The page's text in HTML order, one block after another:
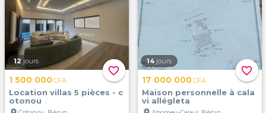
favorite_border
12 jours
1 500 000CFA
Location villas 5 pièces - c
otonou
favorite_border
14 jours
17 000 000CFA
Maison personnelle à cala
vi allégleta